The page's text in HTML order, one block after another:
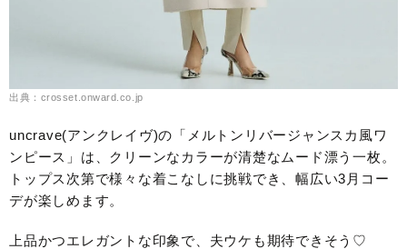
出典：crosset.onward.co.jp
uncrave(アンクレイヴ)の「メルトンリバージャンスカ風ワ
ンピース」は、クリーンなカラーが清楚なムード漂う一枚。
トップス次第で様々な着こなしに挑戦でき、幅広い3月コー
デが楽しめます。
上品かつエレガントな印象で、夫ウケも期待できそう♡